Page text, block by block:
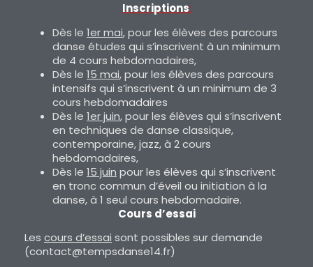
Inscriptions:
Dès le 1er mai, pour les élèves des parcours
danse études qui s’inscrivent à un minimum
de 4 cours hebdomadaires,
Dès le 15 mai, pour les élèves des parcours
intensifs qui s’inscrivent à un minimum de 3
cours hebdomadaires
Dès le 1er juin, pour les élèves qui s’inscrivent
en techniques de danse classique,
contemporaine, jazz, à 2 cours
hebdomadaires,
Dès le 15 juin pour les élèves qui s’inscrivent
en tronc commun d’éveil ou initiation à la
danse, à 1 seul cours hebdomadaire.
Cours d’essai
Les cours d’essai sont possibles sur demande
(contact@tempsdanse14.fr)